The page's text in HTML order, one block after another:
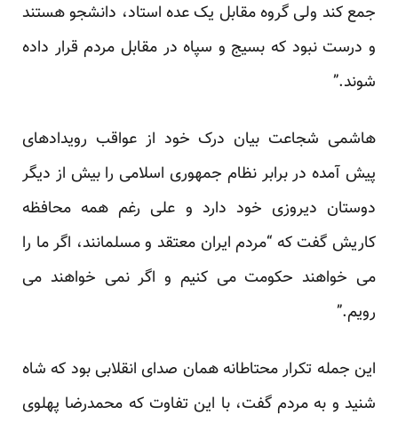
جمع کند ولی گروه مقابل یک عده استاد، دانشجو هستند
و درست نبود که بسیج و سپاه در مقابل مردم قرار داده
شوند.”
هاشمی شجاعت بیان درک خود از عواقب رویدادهای
پیش آمده در برابر نظام جمهوری اسلامی را بیش از دیگر
دوستان دیروزی خود دارد و علی رغم همه محافظه
کاریش گفت که “مردم ایران معتقد و مسلمانند، اگر ما را
می خواهند حکومت می کنیم و اگر نمی خواهند می
رویم.”
این جمله تکرار محتاطانه همان صدای انقلابی بود که شاه
شنید و به مردم گفت، با این تفاوت که محمدرضا پهلوی